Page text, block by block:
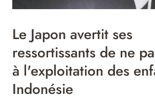
Le Japon avertit ses
ressortissants de ne
à l'exploitation des
Indonésie